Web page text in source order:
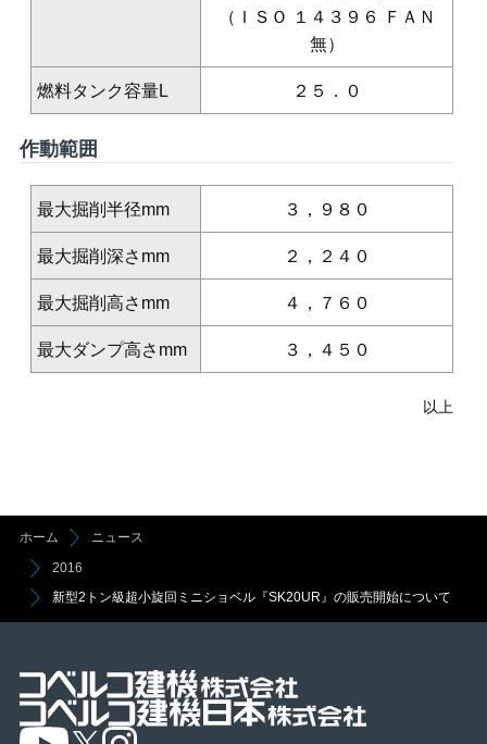
（ＩＳＯ １４３９６ ＦＡＮ
無）
燃料タンク容量L ２５．０
作動範囲
最大掘削半径mm ３，９８０
最大掘削深さ mm ２，２４０
最大掘削高さ mm ４，７６０
最大ダンプ高さ mm ３，４５０
以上
ホーム
ニュース
2016
新型2トン級超小旋回ミニショベル『SK20UR』の販売開始について